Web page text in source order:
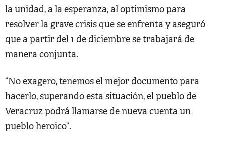
la unidad, a la esperanza, al optimismo para
resolver la grave crisis que se enfrenta y aseguró
que a partir del 1 de diciembre se trabajará de
manera conjunta.
“No exagero, tenemos el mejor documento para
hacerlo, superando esta situación, el pueblo de
Veracruz podrá llamarse de nueva cuenta un
pueblo heroico”.